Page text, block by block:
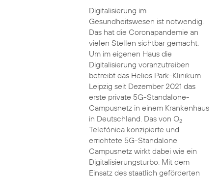
Digitalisierung im
Gesundheitswesen ist notwendig.
Das hat die Coronapandemie an
vielen Stellen sichtbar gemacht.
Um im eigenen Haus die
Digitalisierung voranzutreiben
betreibt das Helios Park-Klinikum
Leipzig seit Dezember 2021 das
erste private 5G-Standalone-
Campusnetz in einem Krankenhaus
in Deutschland. Das von O2
Telefónica konzipierte und
errichtete 5G-Standalone
Campusnetz wirkt dabei wie ein
Digitalisierungsturbo. Mit dem
Einsatz des staatlich geförderten